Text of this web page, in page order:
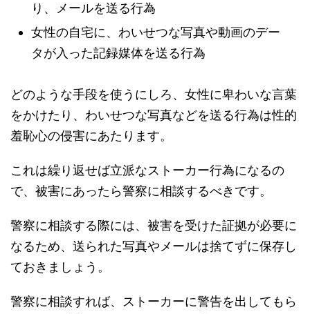
り、メールを送る行為
女性の自宅に、わいせつな写真や動画のデー
タが入った記録媒体を送る行為
どのような手段を使うにしろ、女性に卑わいな言葉
をかけたり、わいせつな写真などを送る行為は性的
羞恥心の侵害にあたります。
これは繰り返せば立派なストーカー行為になるの
で、被害にあったら警察に相談するべきです。
警察に相談する際には、被害を受けた証拠が必要に
なるため、送られた写真やメールは捨てずに保存し
ておきましょう。
警察に相談すれば、ストーカーに警告を出してもら